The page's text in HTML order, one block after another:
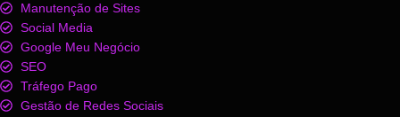
Manutenção de Sites
Social Media
Google Meu Negócio
SEO
Tráfego Pago
Gestão de Redes Sociais